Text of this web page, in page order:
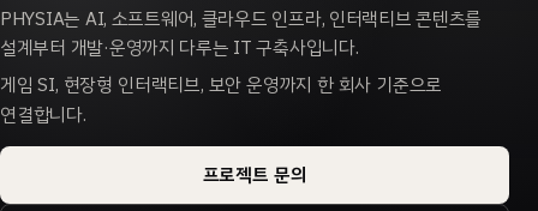
PHYSIA는 AI, 소프트웨어, 클라우드 인프라, 인터랙티브 콘텐츠를
설계부터 개발·운영까지 다루는 IT 구축사입니다.
게임 SI, 현장형 인터랙티브, 보안 운영까지 한 회사 기준으로
연결합니다.
프로젝트 문의